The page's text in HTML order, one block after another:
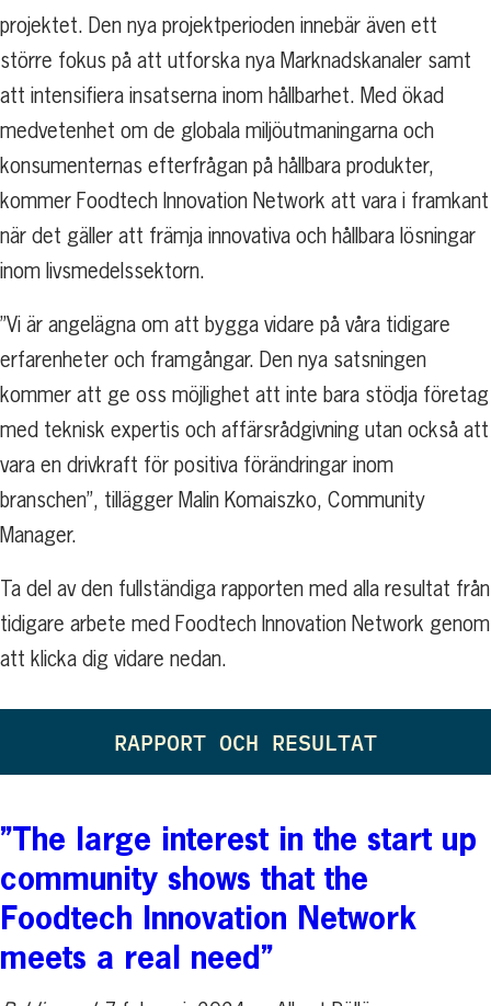
projektet. Den nya projektperioden innebär även ett
större fokus på att utforska nya Marknadskanaler samt
att intensifiera insatserna inom hållbarhet. Med ökad
medvetenhet om de globala miljöutmaningarna och
konsumenternas efterfrågan på hållbara produkter,
kommer Foodtech Innovation Network att vara i framkant
när det gäller att främja innovativa och hållbara lösningar
inom livsmedelssektorn.
”Vi är angelägna om att bygga vidare på våra tidigare
erfarenheter och framgångar. Den nya satsningen
kommer att ge oss möjlighet att inte bara stödja företag
med teknisk expertis och affärsrådgivning utan också att
vara en drivkraft för positiva förändringar inom
branschen”, tillägger Malin Komaiszko, Community
Manager.
Ta del av den fullständiga rapporten med alla resultat från
tidigare arbete med Foodtech Innovation Network genom
att klicka dig vidare nedan.
RAPPORT OCH RESULTAT
”The large interest in the start up
community shows that the
Foodtech Innovation Network
meets a real need”